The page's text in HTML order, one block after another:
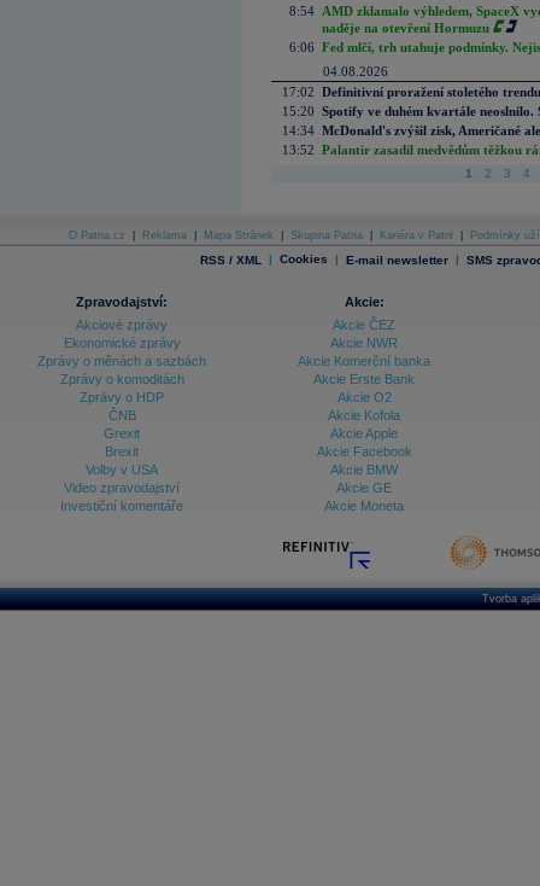
8:54 AMD zklamalo výhledem, SpaceX
naděje na otevření Hormuzu
6:06 Fed mlčí, trh utahuje podmínky.
04.08.2026
17:02 Definitivní proražení stoletého
15:20 Spotify ve duhém kvartále neoslnilo.
14:34 McDonald's zvýšil zisk, Američané
13:52 Palantir zasadil medvědům těžkou
1 2 3 4
O Patria.cz Reklama Mapa Stránek Skupina Patria Kariéra v Patrii Podmínky
RSS / XML | Cookies | E-mail newsletter | SMS
Zpravodajství:
Akciové zprávy
Ekonomické zprávy
Zprávy o měnách a sazbách
Zprávy o komoditách
Zprávy o HDP
ČNB
Grexit
Brexit
Volby v USA
Video zpravodajství
Investiční komentáře
Akcie:
Akcie ČEZ
Akcie NWR
Akcie Komerční banka
Akcie Erste Bank
Akcie O2
Akcie Kofola
Akcie Apple
Akcie Facebook
Akcie BMW
Akcie GE
Akcie Moneta
Tvorba